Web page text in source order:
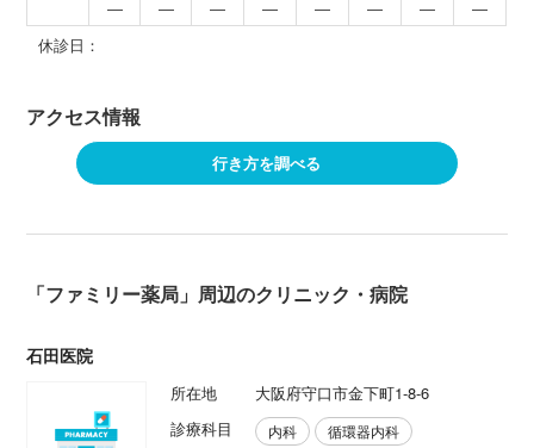
―
― ― ― ― ― ―
―
休診日：
アクセス情報
行き方を調べる
「ファミリー薬局」周辺のクリニック・病院
石田医院
所在地
大阪府守口市金下町1-8-6
診療科目
内科
循環器内科